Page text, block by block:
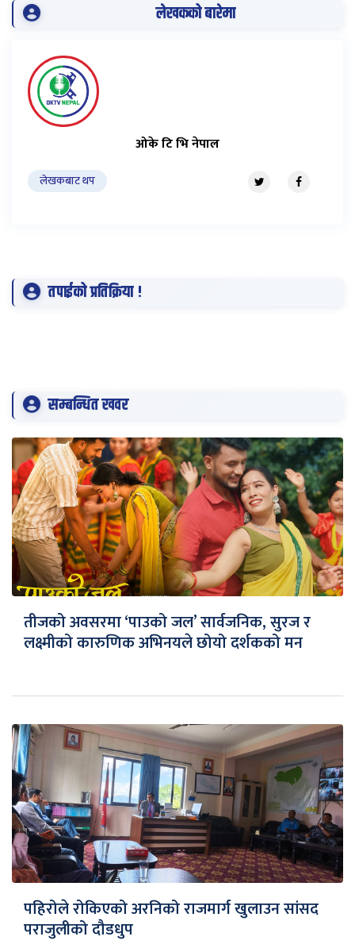
लेखकको बारेमा
ओके टि भि नेपाल
लेखकबाट थप
तपाईको प्रतिक्रिया !
सम्बन्धित खवर
तीजको अवसरमा ‘पाउको जल’ सार्वजनिक, सुरज र
लक्ष्मीको कारुणिक अभिनयले छोयो दर्शकको मन
पहिरोले रोकिएको अरनिको राजमार्ग खुलाउन सांसद
पराजुलीको दौडधुप